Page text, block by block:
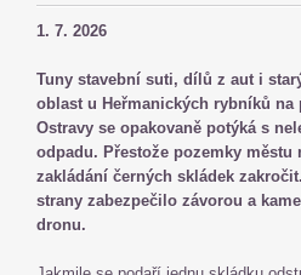
1. 7. 2026
Tuny stavební suti, dílů z aut i
oblast u Heřmanických rybníků na
Ostravy se opakovaně potýká s
odpadu. Přestože pozemky
zakládání černých skládek
strany zabezpečilo závorou a
dronu.